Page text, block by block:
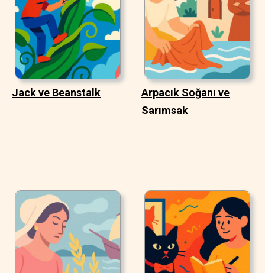
Jack ve Beanstalk
Arpacık Soğanı ve
Sarımsak